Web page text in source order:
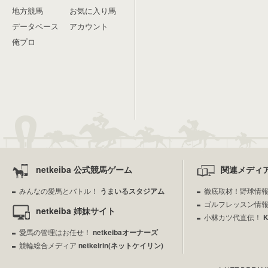
地方競馬
データベース
俺プロ
お気に入り馬
アカウント
netkeiba 公式競馬ゲーム
みんなの愛馬とバトル！ うまいるスタジアム
netkeiba 姉妹サイト
愛馬の管理はお任せ！ netkeibaオーナーズ
競輪総合メディア netkeirin(ネットケイリン)
関連メディ
徹底取材！野球情
ゴルフレッスン情
小林カツ代直伝！